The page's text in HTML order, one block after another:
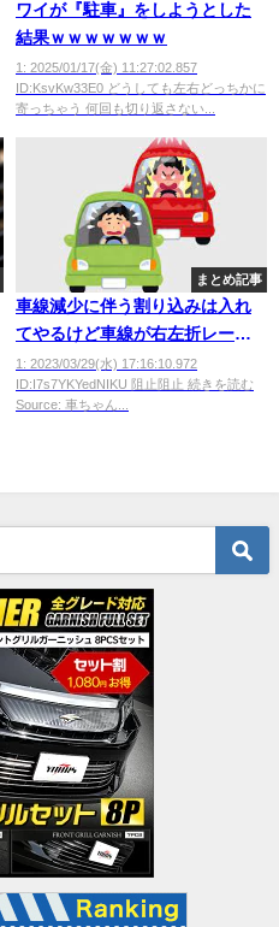
ワイが『駐車』をしようとした
結果ｗｗｗｗｗｗｗ
1: 2025/01/17(金) 11:27:02.857
ID:KsvKw33E0 どうしても左右どっちかに
寄っちゃう 何回も切り返さない...
まとめ記事
車線減少に伴う割り込みは入れ
てやるけど車線が右左折レーン
になる道からの割り込みは知ら
んよ
1: 2023/03/29(水) 17:16:10.972
ID:I7s7YKYedNIKU 阻止阻止 続きを読む
Source: 車ちゃん...